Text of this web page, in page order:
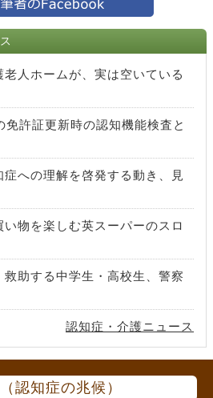
老人ホームが、実は空いている
免許証更新時の認知機能検査と
症への理解を啓発する動き、見
物を楽しむ英スーパーのスロ
助する中学生・高校生、警察
認知症・介護ニュース
認知症の兆候）